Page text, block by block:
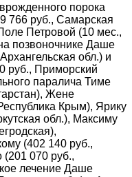
порока
766 руб., Самарская
Петровой (10 мес.,
позвоночнике Даше
обл.) и
руб., Приморский
паралича Тиме
Жене
Крым), Ярику
обл.), Максиму
(402 140 руб.,
070 руб.,
лечение Даше